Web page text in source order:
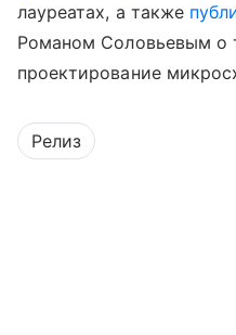
лауреатах, а также
Романом Соловьевым о
проектирование
Релиз